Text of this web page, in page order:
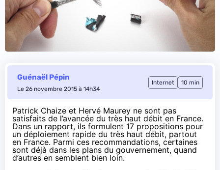
Guénaël Pépin
Le 26 novembre 2015 à 14h34
Internet 10 min
Patrick Chaize et Hervé Maurey ne sont pas
satisfaits de l’avancée du très haut débit en France.
Dans un rapport, ils formulent 17 propositions pour
un déploiement rapide du très haut débit, partout
en France. Parmi ces recommandations, certaines
sont déjà dans les plans du gouvernement, quand
d’autres en semblent bien loin.